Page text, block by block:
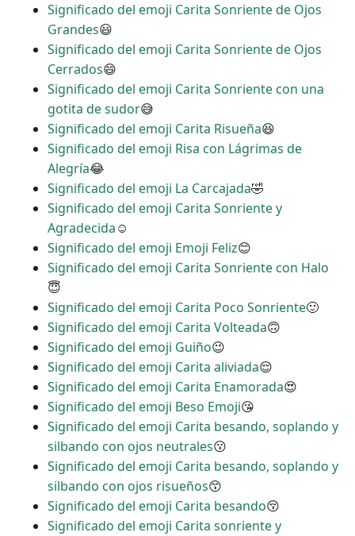
Significado del emoji Carita Sonriente de Ojos
Grandes😃
Significado del emoji Carita Sonriente de Ojos
Cerrados😄
Significado del emoji Carita Sonriente con una
gotita de sudor😅
Significado del emoji Carita Risueña😆
Significado del emoji Risa con Lágrimas de
Alegría😂
Significado del emoji La Carcajada🤣
Significado del emoji Carita Sonriente y
Agradecida☺
Significado del emoji Emoji Feliz😊
Significado del emoji Carita Sonriente con Halo
😇
Significado del emoji Carita Poco Sonriente🙂
Significado del emoji Carita Volteada🙃
Significado del emoji Guiño😉
Significado del emoji Carita aliviada😌
Significado del emoji Carita Enamorada😍
Significado del emoji Beso Emoji😘
Significado del emoji Carita besando, soplando y
silbando con ojos neutrales😗
Significado del emoji Carita besando, soplando y
silbando con ojos risueños😙
Significado del emoji Carita besando😚
Significado del emoji Carita sonriente y